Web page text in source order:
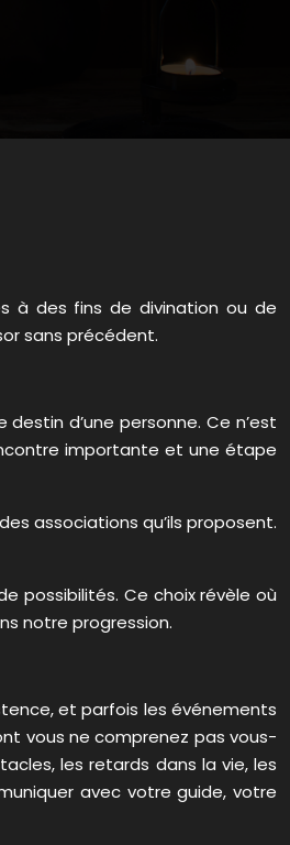
à des fins de divination ou de
sans précédent.
d’une personne. Ce n’est
importante et une étape
associations qu’ils proposent.
possibilités. Ce choix révèle où
notre progression.
et parfois les événements
vous ne comprenez pas vous-
les retards dans la vie, les
avec votre guide, votre